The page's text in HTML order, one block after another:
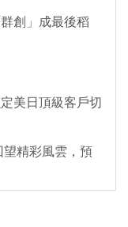
創」成最後稻
美日頂級客戶切
精彩風雲，預